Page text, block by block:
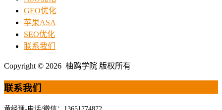
GEO优化
苹果ASA
SEO优化
联系我们
Copyright © 2026 柚鸥学院 版权所有
联系我们